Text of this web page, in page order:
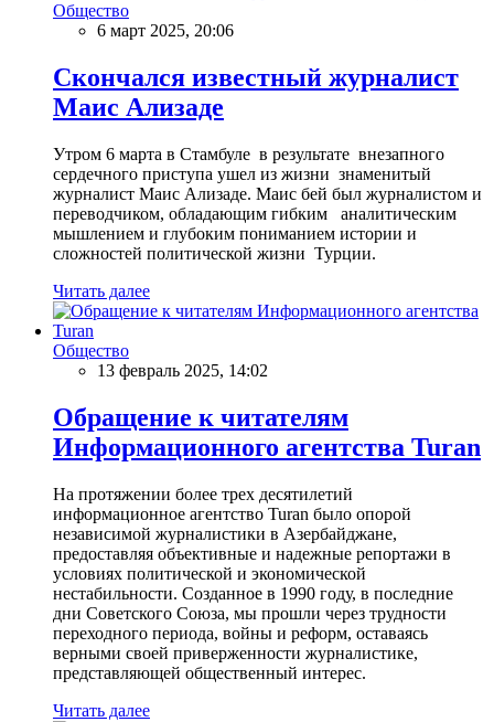
Общество
6 март 2025, 20:06
Скончался известный журналист
Маис Ализаде
Утром 6 марта в Стамбуле в результате внезапного
сердечного приступа ушел из жизни знаменитый
журналист Маис Ализаде. Маис бей был журналистом и
переводчиком, обладающим гибким аналитическим
мышлением и глубоким пониманием истории и
сложностей политической жизни Турции.
Читать далее
Общество
13 февраль 2025, 14:02
Обращение к читателям
Информационного агентства Turan
На протяжении более трех десятилетий
информационное агентство Turan было опорой
независимой журналистики в Азербайджане,
предоставляя объективные и надежные репортажи в
условиях политической и экономической
нестабильности. Созданное в 1990 году, в последние
дни Советского Союза, мы прошли через трудности
переходного периода, войны и реформ, оставаясь
верными своей приверженности журналистике,
представляющей общественный интерес.
Читать далее